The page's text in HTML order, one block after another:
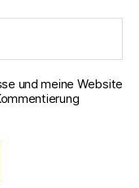
und meine Website